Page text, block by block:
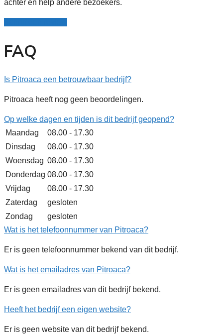
achter en help andere bezoekers.
FAQ
Is Pitroaca een betrouwbaar bedrijf?
Pitroaca heeft nog geen beoordelingen.
Op welke dagen en tijden is dit bedrijf geopend?
Maandag
08.00 - 17.30
Dinsdag
08.00 - 17.30
Woensdag 08.00 - 17.30
Donderdag 08.00 - 17.30
Vrijdag
08.00 - 17.30
Zaterdag
gesloten
Zondag
gesloten
Wat is het telefoonnummer van Pitroaca?
Er is geen telefoonnummer bekend van dit bedrijf.
Wat is het emailadres van Pitroaca?
Er is geen emailadres van dit bedrijf bekend.
Heeft het bedrijf een eigen website?
Er is geen website van dit bedrijf bekend.